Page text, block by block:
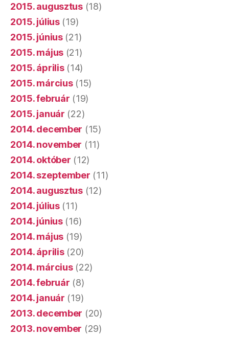
2015. augusztus(18)
2015. július(19)
2015. június(21)
2015. május (21)
2015. április(14)
2015. március(15)
2015. február (19)
2015. január (22)
2014. december (15)
2014. november (11)
2014. október (12)
2014. szeptember (11)
2014. augusztus(12)
2014. július(11)
2014. június(16)
2014. május (19)
2014. április(20)
2014. március(22)
2014. február (8)
2014. január (19)
2013. december (20)
2013. november (29)